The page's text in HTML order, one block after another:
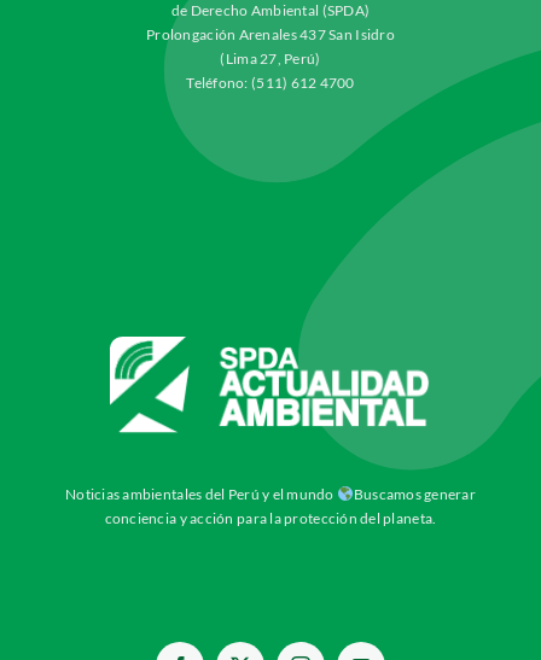
de Derecho Ambiental (SPDA)
Prolongación Arenales 437 San Isidro
(Lima 27, Perú)
Teléfono: (511) 612 4700
Noticias ambientales del Perú y el mundo
Buscamos generar
conciencia y acción para la protección del planeta.